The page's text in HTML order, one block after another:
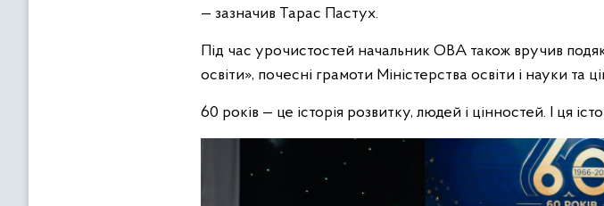
— зазначив Тарас Пастух.
Під час урочистостей начальник ОВА також вручив
освіти», почесні грамоти Міністерства освіти і науки та
60 років — це історія розвитку, людей і цінностей. І ця